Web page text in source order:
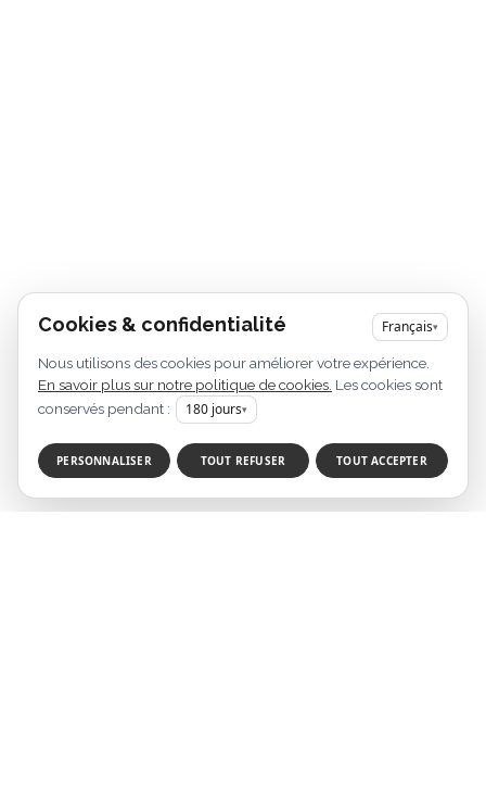
Cookies & confidentialité Français▾
Nous utilisons des cookies pour améliorer votre expérience.
En savoir plus sur notre politique de cookies. Les cookies sont
conservés pendant :
180 jours▾
PERSONNALISER TOUT REFUSER TOUT ACCEPTER